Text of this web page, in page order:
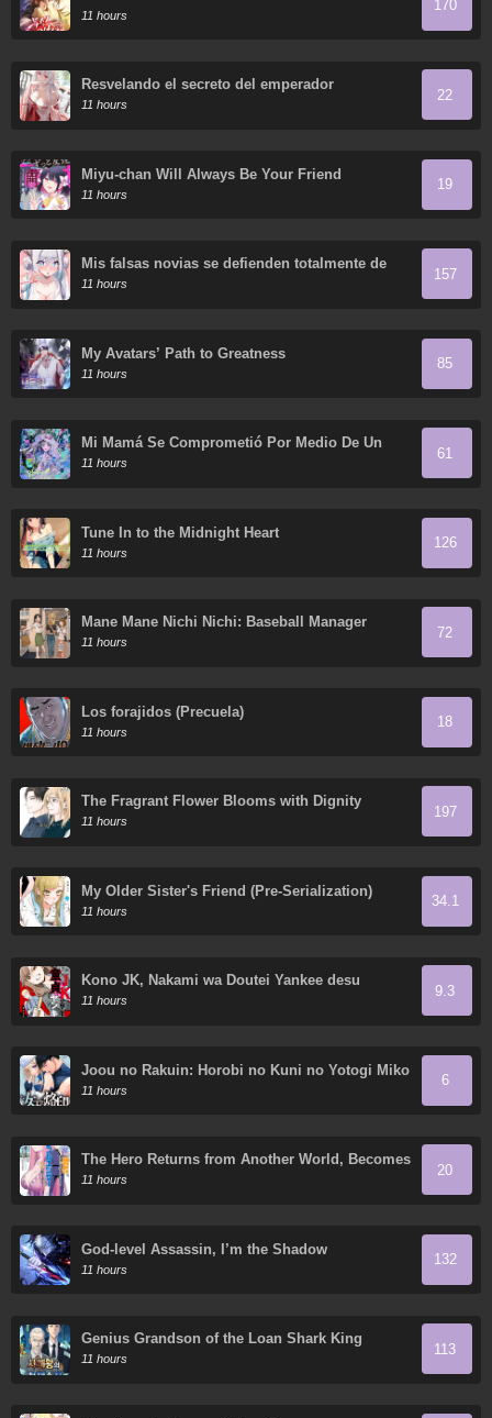
11 hours
170
Resvelando el secreto del emperador
11 hours
22
Miyu-chan Will Always Be Your Friend
11 hours
19
Mis falsas novias se defienden totalmente de
sus ataques.
11 hours
157
My Avatars’ Path to Greatness
11 hours
85
Mi Mamá Se Comprometió Por Medio De Un
Acuerdo
11 hours
61
Tune In to the Midnight Heart
11 hours
126
Mane Mane Nichi Nichi: Baseball Manager
Everyday
11 hours
72
Los forajidos (Precuela)
11 hours
18
The Fragrant Flower Blooms with Dignity
11 hours
197
My Older Sister's Friend (Pre-Serialization)
11 hours
34.1
Kono JK, Nakami wa Doutei Yankee desu
11 hours
9.3
Joou no Rakuin: Horobi no Kuni no Yotogi Miko
11 hours
6
The Hero Returns from Another World, Becomes
an Influencer, and Earns Money in the Real
World, Where Dungeons have Appeared!
11 hours
20
God-level Assassin, I’m the Shadow
11 hours
132
Genius Grandson of the Loan Shark King
11 hours
113